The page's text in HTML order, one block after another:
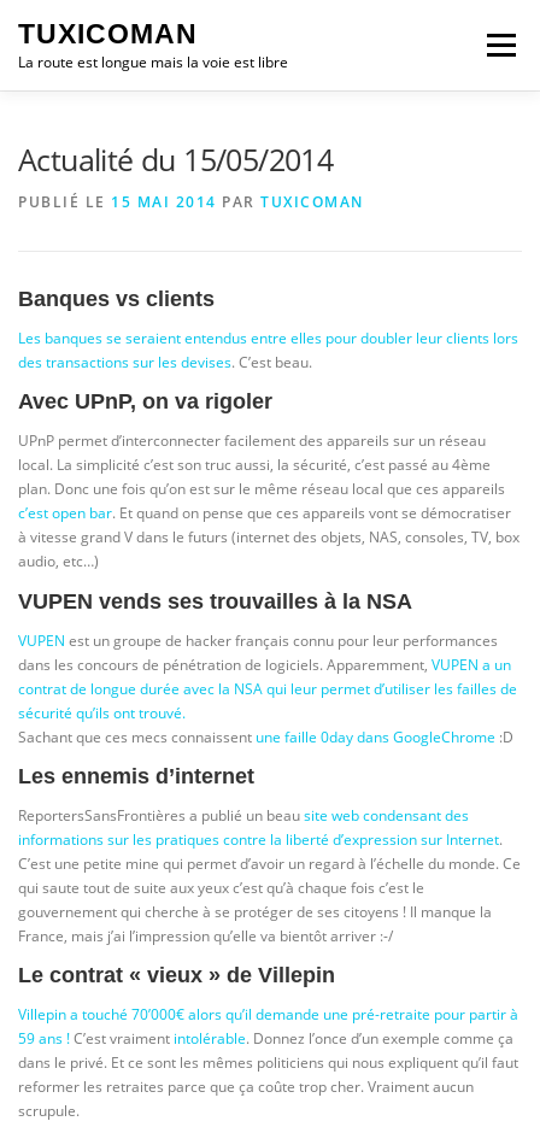
contenu
TUXICOMAN
La route est longue mais la voie est libre
Menu
Actualité du 15/05/2014
PUBLIÉ LE 15 MAI 2014 PAR TUXICOMAN
Banques vs clients
Les banques se seraient entendus entre elles pour doubler leur clients lors
des transactions sur les devises. C’est beau.
Avec UPnP, on va rigoler
UPnP permet d’interconnecter facilement des appareils sur un réseau
local. La simplicité c’est son truc aussi, la sécurité, c’est passé au 4ème
plan. Donc une fois qu’on est sur le même réseau local que ces appareils
c’est open bar. Et quand on pense que ces appareils vont se démocratiser
à vitesse grand V dans le futurs (internet des objets, NAS, consoles, TV, box
audio, etc…)
VUPEN vends ses trouvailles à la NSA
VUPEN est un groupe de hacker français connu pour leur performances
dans les concours de pénétration de logiciels. Apparemment, VUPEN a un
contrat de longue durée avec la NSA qui leur permet d’utiliser les failles de
sécurité qu’ils ont trouvé.
Sachant que ces mecs connaissent une faille 0day dans GoogleChrome :D
Les ennemis d’internet
ReportersSansFrontières a publié un beausite web condensant des
informations sur les pratiques contre la liberté d’expression sur Internet.
C’est une petite mine qui permet d’avoir un regard à l’échelle du monde. Ce
qui saute tout de suite aux yeux c’est qu’à chaque fois c’est le
gouvernement qui cherche à se protéger de ses citoyens ! Il manque la
France, mais j’ai l’impression qu’elle va bientôt arriver :-/
Le contrat « vieux » de Villepin
Villepin a touché 70’000€ alors qu’il demande une pré-retraite pour partir à
59 ans !C’est vraiment intolérable. Donnez l’once d’un exemple comme ça
dans le privé. Et ce sont les mêmes politiciens qui nous expliquent qu’il faut
reformer les retraites parce que ça coûte trop cher. Vraiment aucun
scrupule.